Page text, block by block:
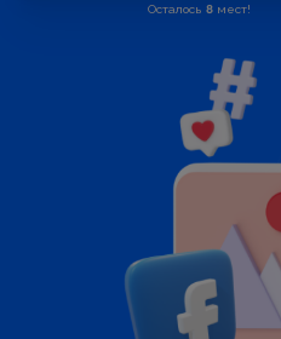
Осталось 8мест!